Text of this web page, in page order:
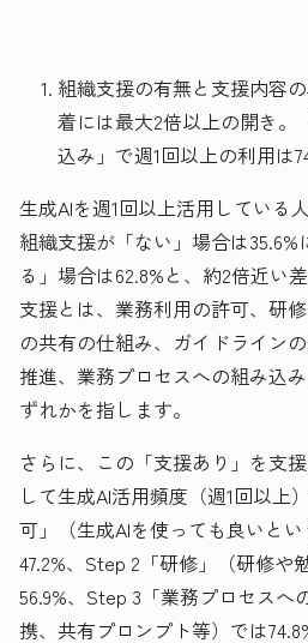
組織支援の有無と支援内容
着には最大2倍以上の開き。
込み」で週1回以上の利用は
生成AIを週1回以上活用している
組織支援が「ない」場合は
る」場合は62.8%と、約2倍近い
支援とは、業務利用の許可、研
の共有の仕組み、ガイドライン
推進、業務プロセスへの組み込
ずれかを指します。
さらに、この「支援あり」を支
して生成AI活用頻度（週1回以上
可」（生成AIを使っても良いと
47.2%、Step 2「研修」（研修や
56.9%、Step 3「業務プロセスへ
携、共有プロンプト等）では